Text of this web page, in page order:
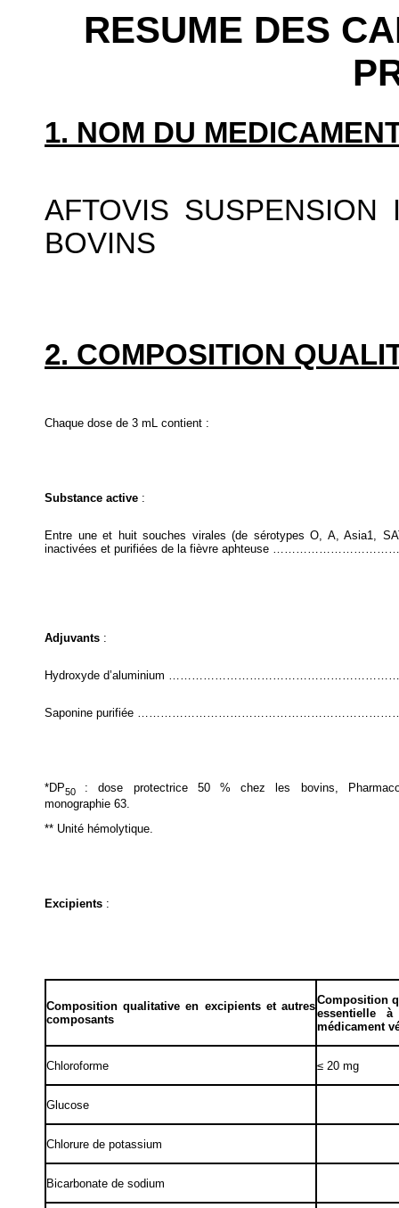
RESUME DES
1. NOM DU
AFTOVIS
BOVINS
2. COMPOSITION
Chaque dose de 3 mL contient :
Substance active :
Entre une et huit souches virales (de sérotypes O, A, Asia1,
inactivées et purifiées de la fièvre aphteuse
Adjuvants :
Hydroxyde d’aluminium
Saponine purifiée
*DP50 : dose protectrice 50 % chez les bovins,
monographie 63.
** Unité hémolytique.
Excipients :
Composition qualitative en excipients et autres
composants
Composition
essentielle
médicament
Chloroforme ≤ 20 mg
Glucose
Chlorure de potassium
Bicarbonate de sodium